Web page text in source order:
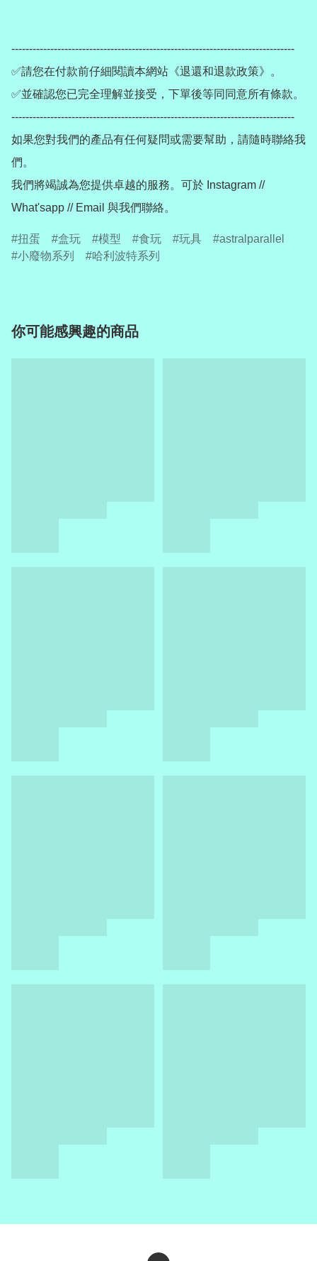
--------------------------------------------------------------------------------
✅請您在付款前仔細閱讀本網站《退還和退款政策》。
✅並確認您已完全理解並接受，下單後等同同意所有條款。
--------------------------------------------------------------------------------
如果您對我們的產品有任何疑問或需要幫助，請隨時聯絡我
們。
我們將竭誠為您提供卓越的服務。可於 Instagram //
What'sapp // Email 與我們聯絡。
扭蛋 盒玩 模型 食玩 玩具
astralparallel
小廢物系列
哈利波特系列
你可能感興趣的商品